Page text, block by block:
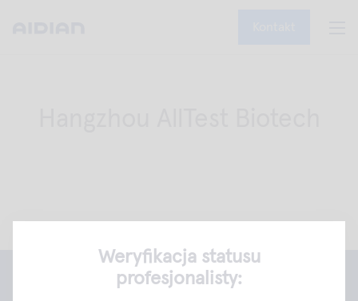
Weryfikacja statusu
profesjonalisty: